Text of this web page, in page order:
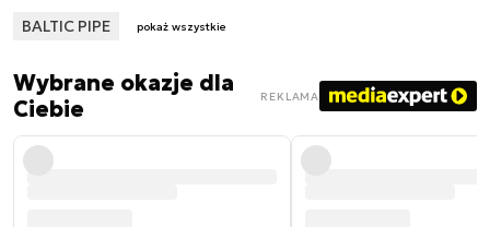
BALTIC PIPE pokaż wszystkie
Wybrane okazje dla
Ciebie
REKLAMA